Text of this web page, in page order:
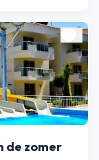
de zomer